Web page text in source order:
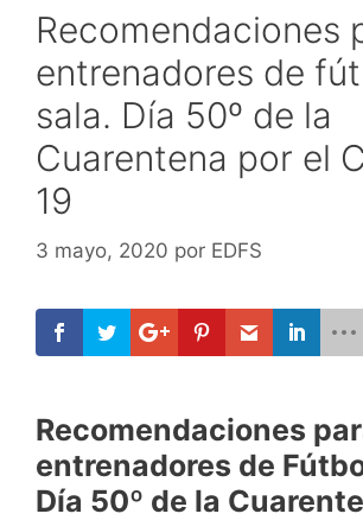
Recomendaciones
entrenadores de
sala. Día 50º de la
Cuarentena por el
19
3 mayo, 2020 por EDFS
Recomendaciones
entrenadores de
Día 50º de la